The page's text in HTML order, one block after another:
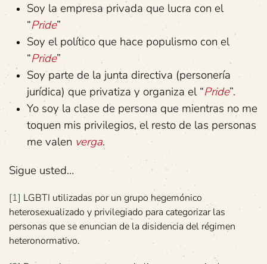
Soy la empresa privada que lucra con el
“Pride”
Soy el político que hace populismo con el
“Pride”
Soy parte de la junta directiva (personería
jurídica) que privatiza y organiza el “Pride”.
Yo soy la clase de persona que mientras no me
toquen mis privilegios, el resto de las personas
me valen verga.
Sigue usted…
[1] LGBTI utilizadas por un grupo hegemónico
heterosexualizado y privilegiado para categorizar las
personas que se enuncian de la disidencia del régimen
heteronormativo.